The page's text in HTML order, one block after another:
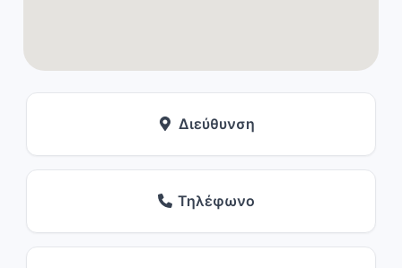
Διεύθυνση
Τηλέφωνο